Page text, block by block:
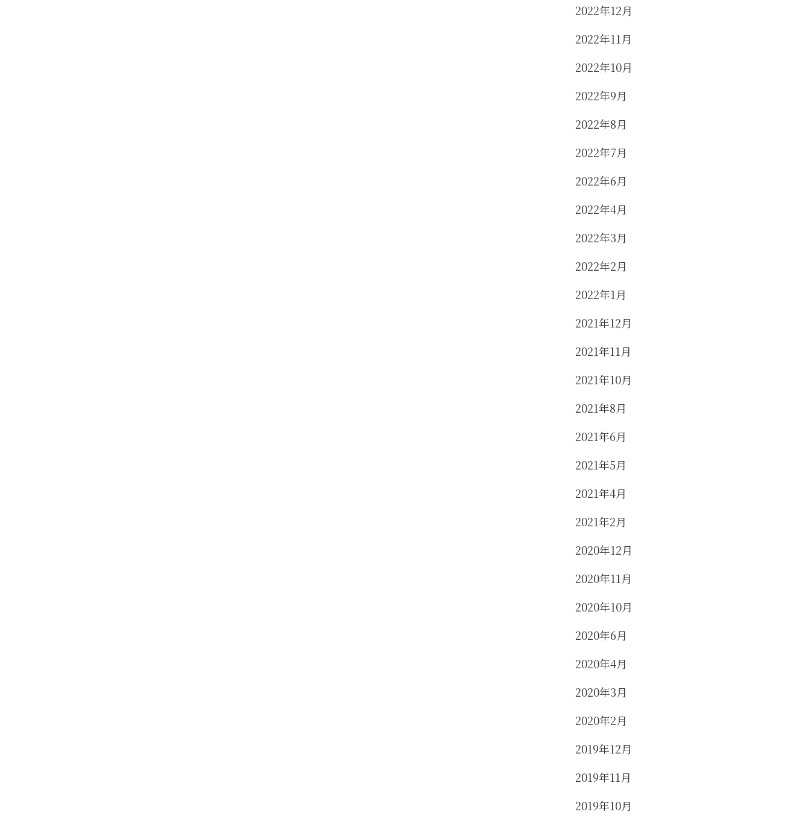
2022年12月
2022年11月
2022年10月
2022年9月
2022年8月
2022年7月
2022年6月
2022年4月
2022年3月
2022年2月
2022年1月
2021年12月
2021年11月
2021年10月
2021年8月
2021年6月
2021年5月
2021年4月
2021年2月
2020年12月
2020年11月
2020年10月
2020年6月
2020年4月
2020年3月
2020年2月
2019年12月
2019年11月
2019年10月